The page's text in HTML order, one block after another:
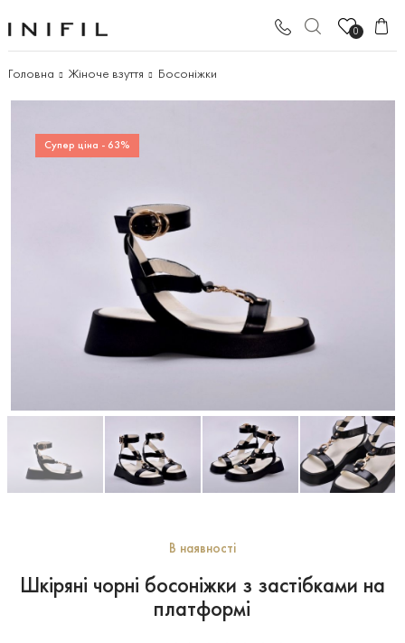
0
Головна Жіноче взуття Босоніжки
Супер ціна - 63%
В наявності
Шкіряні чорні босоніжки з застібками на
платформі